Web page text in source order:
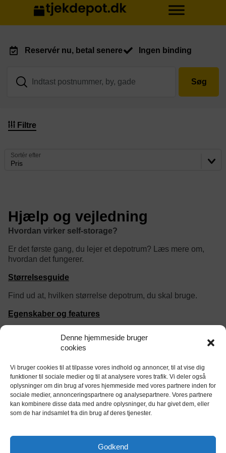
Denne hjemmeside bruger
cookies
Vi bruger cookies til at tilpasse vores indhold og annoncer, til at vise dig
funktioner til sociale medier og til at analysere vores trafik. Vi deler også
oplysninger om din brug af vores hjemmeside med vores partnere inden for
sociale medier, annonceringspartnere og analysepartnere. Vores partnere
kan kombinere disse data med andre oplysninger, du har givet dem, eller
som de har indsamlet fra din brug af deres tjenester.
Godkend
Reservér nu, betal senere Ingen binding
Søg
Filtre
Pris
Sortér efter
Hjælp og vejledning
Hvordan virker self-storage?
Er det første gang, du lejer et depotrum? Læs mere om,
hvordan det fungerer.
Størrelsesguide
Find ud at, hvilken størrelse depotrum, du skal bruge.
Egenskaber og features
vigtigt at det er opvarmet og klimakontrolleret?
sammenligning og booking af opbevaring og